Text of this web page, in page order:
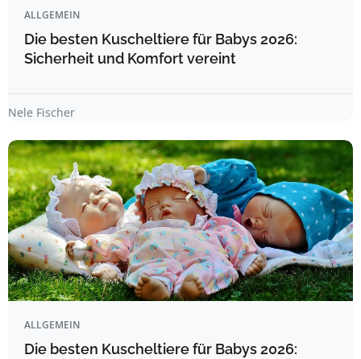
ALLGEMEIN
Die besten Kuscheltiere für Babys 2026:
Sicherheit und Komfort vereint
Nele Fischer
ALLGEMEIN
Die besten Kuscheltiere für Babys 2026: